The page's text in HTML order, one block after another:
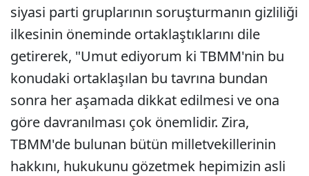
siyasi parti gruplarının soruşturmanın gizliliği
ilkesinin öneminde ortaklaştıklarını dile
getirerek, "Umut ediyorum ki TBMM'nin bu
konudaki ortaklaşılan bu tavrına bundan
sonra her aşamada dikkat edilmesi ve ona
göre davranılması çok önemlidir. Zira,
TBMM'de bulunan bütün milletvekillerinin
hakkını, hukukunu gözetmek hepimizin asli